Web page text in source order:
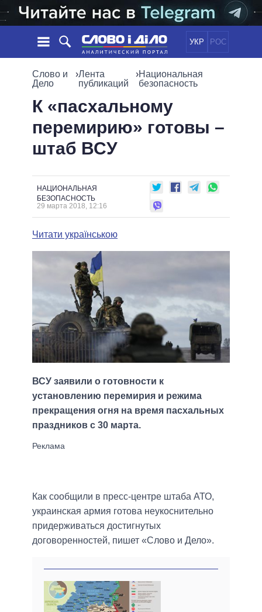
УКР РОС
НОВОСТИ
СТАТЬИ
МНЕНИЯ
ДАЙДЖЕСТЫ
ЭКОНОМИКА
ОБЩЕСТВО
ПОЛИТИКИ
ВСЕ ПОЛИТИКИ
ВЕРХОВНАЯ РАДА
КАБИНЕТ МИНИСТРОВ
ГЛАВЫ ОБЛАДМИНИСТРАЦИЙ
МЭРЫ
ВСЕ ПЕРСОНЫ
ИНФОГРАФИКА
ВИДЕО
ПОДДЕРЖАТЬ
СРАВНЕНИЕ ПОЛИТИКОВ
Слово и
Дело
›Лента
публикаций
›Национальная
безопасность
К «пасхальному
перемирию» готовы –
штаб ВСУ
НАЦИОНАЛЬНАЯ
БЕЗОПАСНОСТЬ
29 марта 2018, 12:16
Читати українською
ВСУ заявили о готовности к
установлению перемирия и режима
прекращения огня на время пасхальных
праздников с 30 марта.
Как сообщили в пресс-центре штаба АТО,
украинская армия готова неукоснительно
придерживаться достигнутых
договоренностей, пишет «Слово и Дело».